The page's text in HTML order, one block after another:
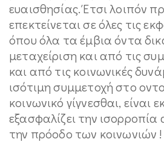
ευαισθησίας. Έτσι λοιπόν
επεκτείνεται σε όλες τις
όπου όλα τα έμβια όντα
μεταχείριση και από τις
και από τις κοινωνικές
ισότιμη συμμετοχή στο
κοινωνικό γίγνεσθαι, είναι
εξασφαλίζει την
την πρόοδο των κοινωνιών !